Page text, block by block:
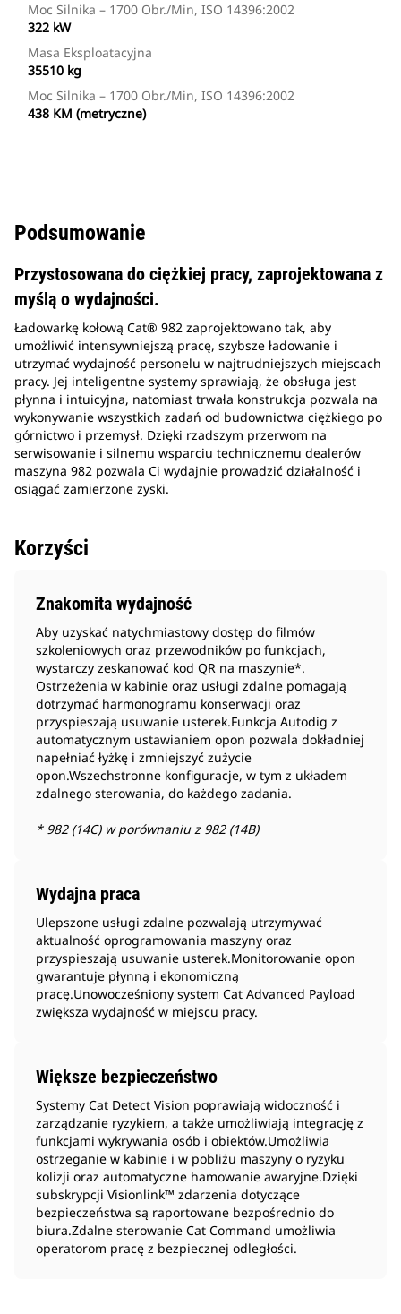
Moc Silnika – 1700 Obr./min, ISO 14396:2002
322 kW
Masa Eksploatacyjna
35510 kg
Moc Silnika – 1700 Obr./min, ISO 14396:2002
438 KM (metryczne)
Podsumowanie
Przystosowana do ciężkiej pracy, zaprojektowana z
myślą o wydajności.
Ładowarkę kołową Cat® 982 zaprojektowano tak, aby
umożliwić intensywniejszą pracę, szybsze ładowanie i
utrzymać wydajność personelu w najtrudniejszych miejscach
pracy. Jej inteligentne systemy sprawiają, że obsługa jest
płynna i intuicyjna, natomiast trwała konstrukcja pozwala na
wykonywanie wszystkich zadań od budownictwa ciężkiego po
górnictwo i przemysł. Dzięki rzadszym przerwom na
serwisowanie i silnemu wsparciu technicznemu dealerów
maszyna 982 pozwala Ci wydajnie prowadzić działalność i
osiągać zamierzone zyski.
Korzyści
Znakomita wydajność
Aby uzyskać natychmiastowy dostęp do filmów
szkoleniowych oraz przewodników po funkcjach,
wystarczy zeskanować kod QR na maszynie*.
Ostrzeżenia w kabinie oraz usługi zdalne pomagają
dotrzymać harmonogramu konserwacji oraz
przyspieszają usuwanie usterek.Funkcja Autodig z
automatycznym ustawianiem opon pozwala dokładniej
napełniać łyżkę i zmniejszyć zużycie
opon.Wszechstronne konfiguracje, w tym z układem
zdalnego sterowania, do każdego zadania.
* 982 (14C) w porównaniu z 982 (14B)
Wydajna praca
Ulepszone usługi zdalne pozwalają utrzymywać
aktualność oprogramowania maszyny oraz
przyspieszają usuwanie usterek.Monitorowanie opon
gwarantuje płynną i ekonomiczną
pracę.Unowocześniony system Cat Advanced Payload
zwiększa wydajność w miejscu pracy.
Większe bezpieczeństwo
Systemy Cat Detect Vision poprawiają widoczność i
zarządzanie ryzykiem, a także umożliwiają integrację z
funkcjami wykrywania osób i obiektów.Umożliwia
ostrzeganie w kabinie i w pobliżu maszyny o ryzyku
kolizji oraz automatyczne hamowanie awaryjne.Dzięki
subskrypcji Visionlink™ zdarzenia dotyczące
bezpieczeństwa są raportowane bezpośrednio do
biura.Zdalne sterowanie Cat Command umożliwia
operatorom pracę z bezpiecznej odległości.